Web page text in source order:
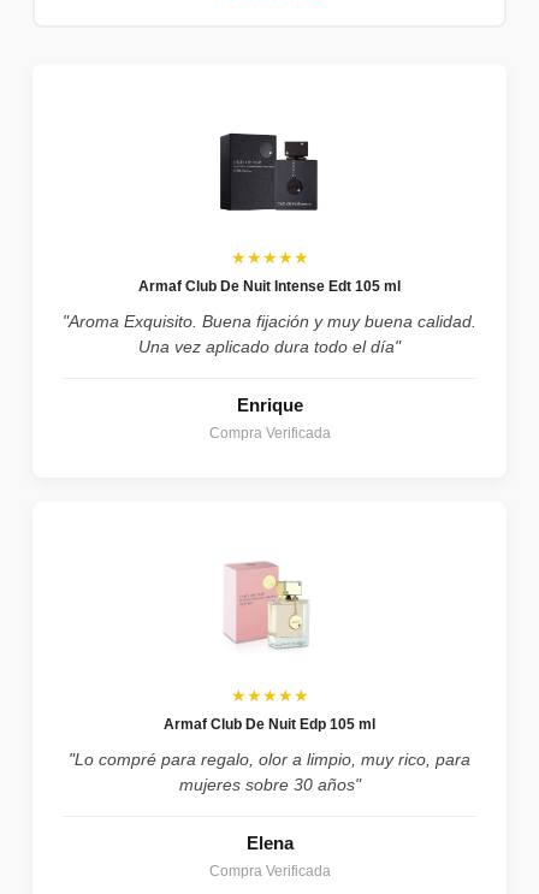
★★★★★
Armaf Club De Nuit Intense Edt 105 ml
"Aroma Exquisito. Buena fijación y muy buena calidad.
Una vez aplicado dura todo el día"
Enrique
Compra Verificada
★★★★★
Armaf Club De Nuit Edp 105 ml
"Lo compré para regalo, olor a limpio, muy rico, para
mujeres sobre 30 años"
Elena
Compra Verificada